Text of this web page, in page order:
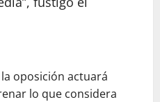
oposición actuará
lo que considera